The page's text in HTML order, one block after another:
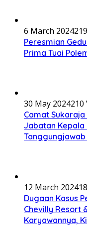
6 March 2024
Peresmian
Prima Tuai
30 May 2024210
Camat
Jabatan Kepala
12 March 2024
Dugaan Kasus
Chevilly Resort
Karyawannya,